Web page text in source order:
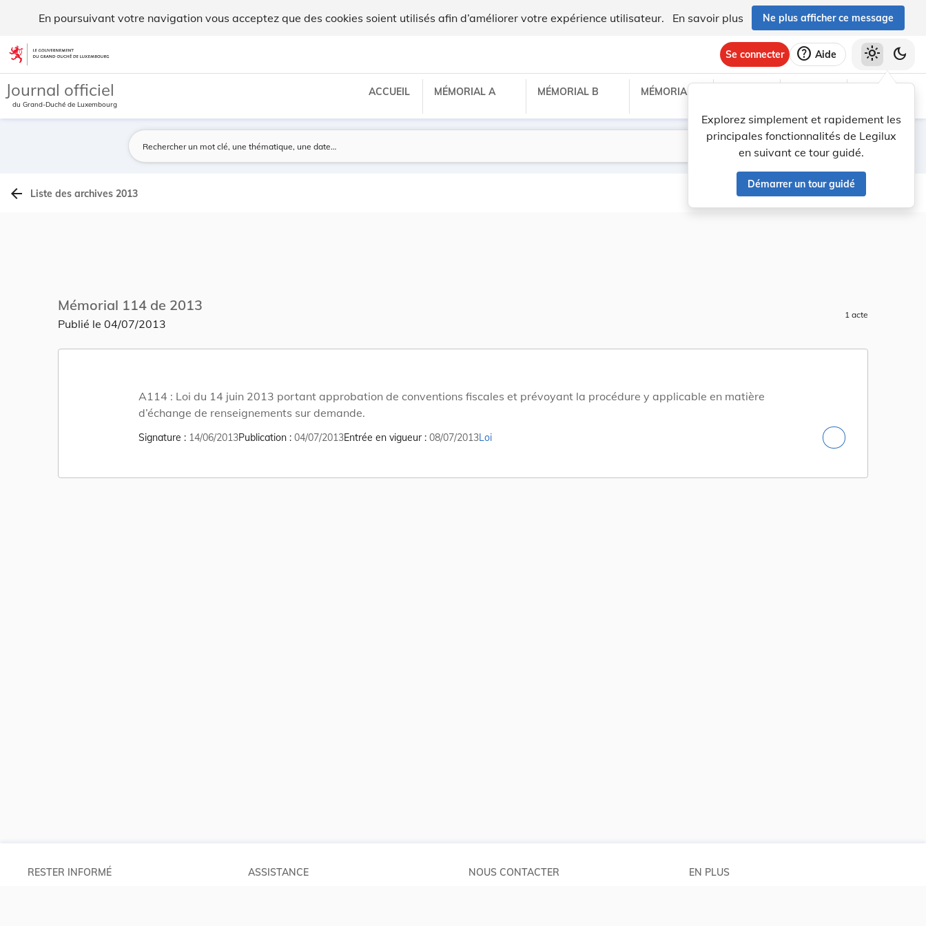
En poursuivant votre navigation vous acceptez que des cookies soient utilisés afin d’améliorer votre expérience utilisateur. En savoir plus Ne plus afficher ce message
Aller au contenu
Se connecter help Aide
Explorez simplement et rapidement les
principales fonctionnalités de Legilux
en suivant ce tour guidé.
Démarrer un tour guidé
light_mode dark_mode
Journal officiel
du Grand-Duché de Luxembourg
ACCUEIL MÉMORIAL A MÉMORIAL B MÉMORIAL C
Lancer la recherche
Filtres
arrow_back Liste des archives 2013
Mémorial 114 de 2013
Publié le 04/07/2013
1 acte
A114 : Loi du 14 juin 2013 portant approbation de conventions fiscales et prévoyant la procédure y applicable en matière
d’échange de renseignements sur demande.
Signature 14/06/2013Publication 04/07/2013Entrée en vigueur 08/07/2013Loi
RESTER INFORMÉ ASSISTANCE NOUS CONTACTER EN PLUS